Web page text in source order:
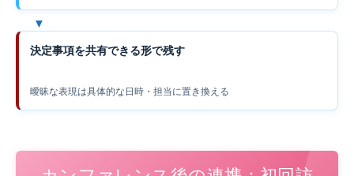
決定事項を共有できる形で残す
曖昧な表現は具体的な日時・担当に置き換える